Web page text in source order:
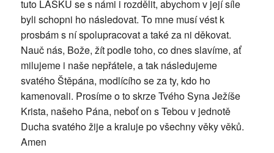
tuto LÁSKU se s námi i rozdělit, abychom v její síle
byli schopni ho následovat. To mne musí vést k
prosbám s ní spolupracovat a také za ni děkovat.
Nauč nás, Bože, žít podle toho, co dnes slavíme, ať
milujeme i naše nepřátele, a tak následujeme
svatého Štěpána, modlícího se za ty, kdo ho
kamenovali. Prosíme o to skrze Tvého Syna Ježíše
Krista, našeho Pána, neboť on s Tebou v jednotě
Ducha svatého žije a kraluje po všechny věky věků.
Amen